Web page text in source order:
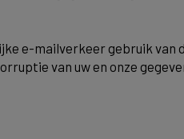
e-mailverkeer gebruik
van uw en onze